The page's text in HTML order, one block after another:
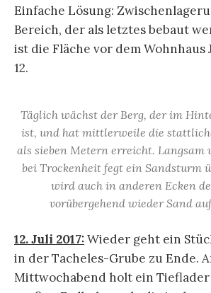
Einfache Lösung:
Bereich, der als letztes bebaut
ist die Fläche vor dem Wohnhaus
12.
Täglich wächst der Berg, der im
ist, und hat mittlerweile die
als sieben Metern erreicht. Langsam
bei Trockenheit fegt ein Sandsturm
wird auch in anderen Ecken
vorübergehend wieder Sand
12. Juli 2017:Wieder geht ein
in der Tacheles-Grube zu Ende.
Mittwochabend holt ein